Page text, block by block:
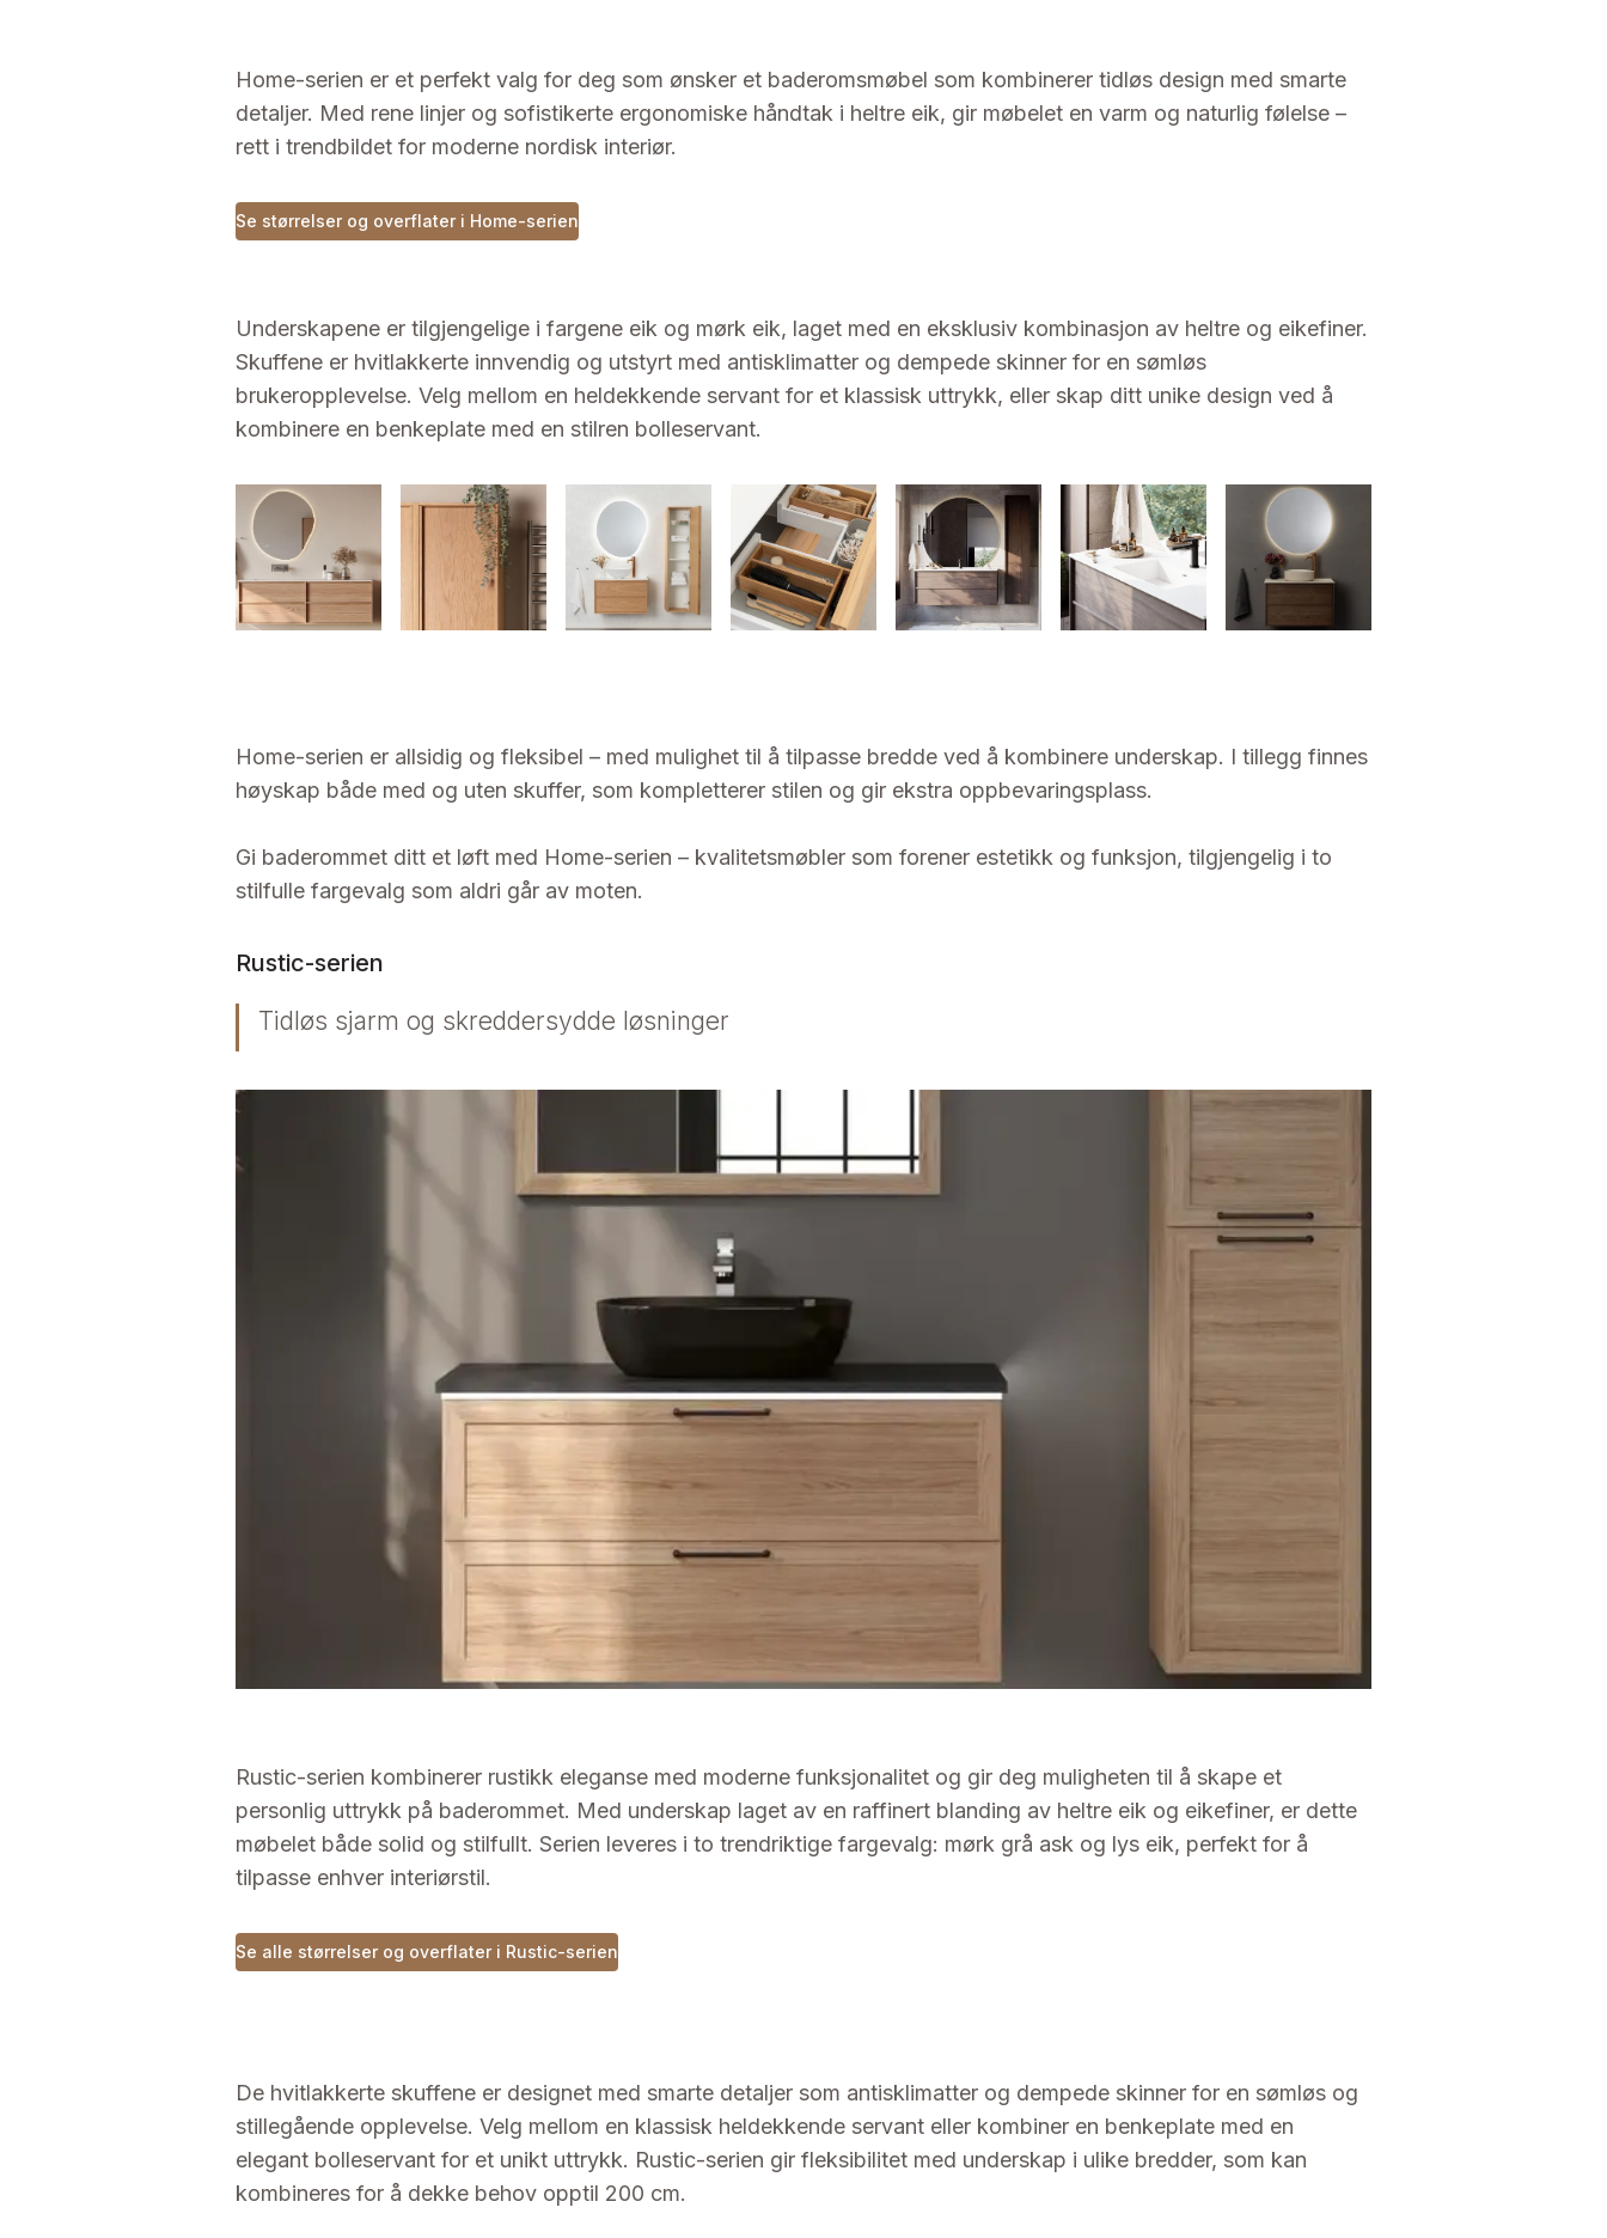
Home-serien er et perfekt valg for deg som ønsker et baderomsmøbel som kombinerer tidløs design med smarte
detaljer. Med rene linjer og sofistikerte ergonomiske håndtak i heltre eik, gir møbelet en varm og naturlig følelse –
rett i trendbildet for moderne nordisk interiør.
Se størrelser og overflater i Home-serien
Underskapene er tilgjengelige i fargene eik og mørk eik, laget med en eksklusiv kombinasjon av heltre og eikefiner.
Skuffene er hvitlakkerte innvendig og utstyrt med antisklimatter og dempede skinner for en sømløs
brukeropplevelse. Velg mellom en heldekkende servant for et klassisk uttrykk, eller skap ditt unike design ved å
kombinere en benkeplate med en stilren bolleservant.
Home-serien er allsidig og fleksibel – med mulighet til å tilpasse bredde ved å kombinere underskap. I tillegg finnes
høyskap både med og uten skuffer, som kompletterer stilen og gir ekstra oppbevaringsplass.
Gi baderommet ditt et løft med Home-serien – kvalitetsmøbler som forener estetikk og funksjon, tilgjengelig i to
stilfulle fargevalg som aldri går av moten.
Rustic-serien
Tidløs sjarm og skreddersydde løsninger
Rustic-serien kombinerer rustikk eleganse med moderne funksjonalitet og gir deg muligheten til å skape et
personlig uttrykk på baderommet. Med underskap laget av en raffinert blanding av heltre eik og eikefiner, er dette
møbelet både solid og stilfullt. Serien leveres i to trendriktige fargevalg: mørk grå ask og lys eik, perfekt for å
tilpasse enhver interiørstil.
Se alle størrelser og overflater i Rustic-serien
De hvitlakkerte skuffene er designet med smarte detaljer som antisklimatter og dempede skinner for en sømløs og
stillegående opplevelse. Velg mellom en klassisk heldekkende servant eller kombiner en benkeplate med en
elegant bolleservant for et unikt uttrykk. Rustic-serien gir fleksibilitet med underskap i ulike bredder, som kan
kombineres for å dekke behov opptil 200 cm.